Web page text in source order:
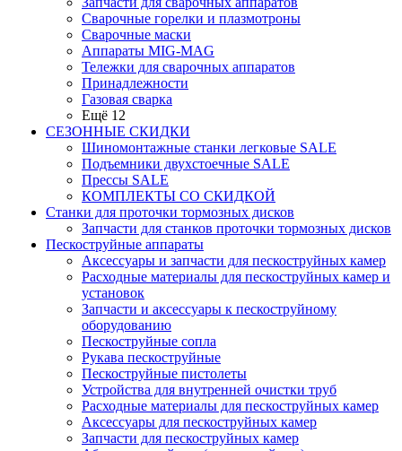
Сварочные горелки и плазмотроны
Сварочные маски
Аппараты MIG-MAG
Тележки для сварочных аппаратов
Принадлежности
Газовая сварка
Ещё 12
СЕЗОННЫЕ СКИДКИ
Шиномонтажные станки легковые SALE
Подъемники двухстоечные SALE
Прессы SALE
КОМПЛЕКТЫ СО СКИДКОЙ
Станки для проточки тормозных дисков
Запчасти для станков проточки тормозных дисков
Пескоструйные аппараты
Аксессуары и запчасти для пескоструйных камер
Расходные материалы для пескоструйных камер и
установок
Запчасти и аксессуары к пескоструйному
оборудованию
Пескоструйные сопла
Рукава пескоструйные
Пескоструйные пистолеты
Устройства для внутренней очистки труб
Расходные материалы для пескоструйных камер
Аксессуары для пескоструйных камер
Запчасти для пескоструйных камер